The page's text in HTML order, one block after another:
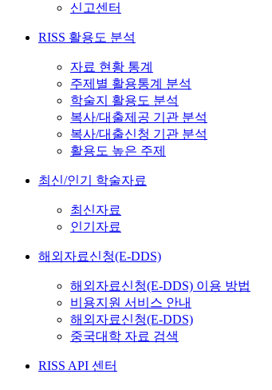
신고센터
RISS 활용도 분석
자료 현황 통계
주제별 활용통계 분석
학술지 활용도 분석
복사/대출제공 기관 분석
복사/대출신청 기관 분석
활용도 높은 주제
최신/인기 학술자료
최신자료
인기자료
해외자료신청(E-DDS)
해외자료신청(E-DDS) 이용 방법
비용지원 서비스 안내
해외자료신청(E-DDS)
중국대학 자료 검색
RISS API 센터